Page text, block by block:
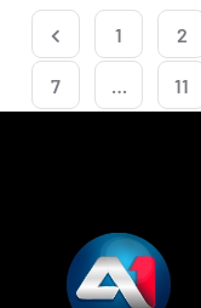
1 2
7 … 11